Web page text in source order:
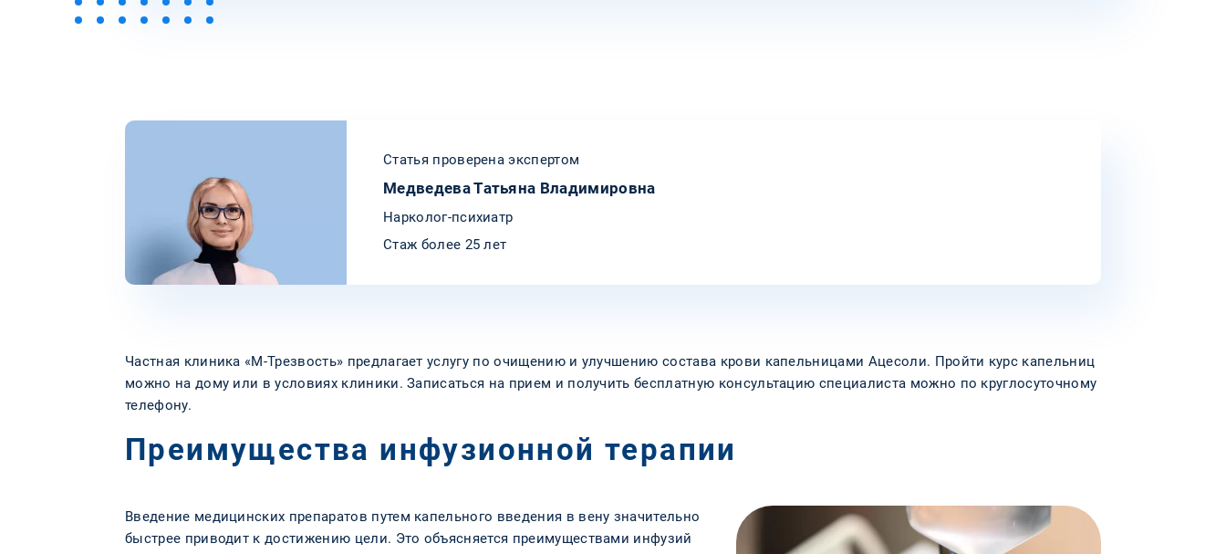
Статья проверена экспертом
Медведева Татьяна Владимировна
Нарколог-психиатр
Стаж более 25 лет
Частная клиника «М-Трезвость» предлагает услугу по очищению и улучшению состава крови капельницами Ацесоли. Пройти курс капельниц
можно на дому или в условиях клиники. Записаться на прием и получить бесплатную консультацию специалиста можно по круглосуточному
телефону.
Преимущества инфузионной терапии
Введение медицинских препаратов путем капельного введения в вену значительно
быстрее приводит к достижению цели. Это объясняется преимуществами инфузий